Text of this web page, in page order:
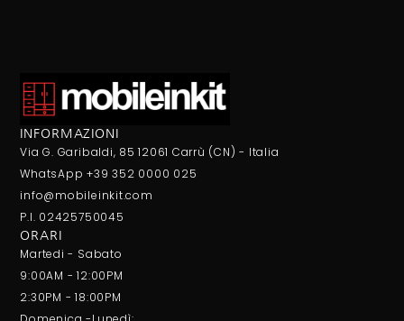
INFORMAZIONI
Via G. Garibaldi, 85 12061 Carrù (CN) - Italia
WhatsApp +39 352 0000 025
info@mobileinkit.com
P.I. 02425750045
ORARI
Martedi - Sabato
9:00AM - 12:00PM
2:30PM - 18:00PM